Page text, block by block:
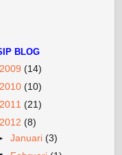
BLOG
2009 (14)
2010 (10)
2011 (21)
2012 (8)
Januari (3)